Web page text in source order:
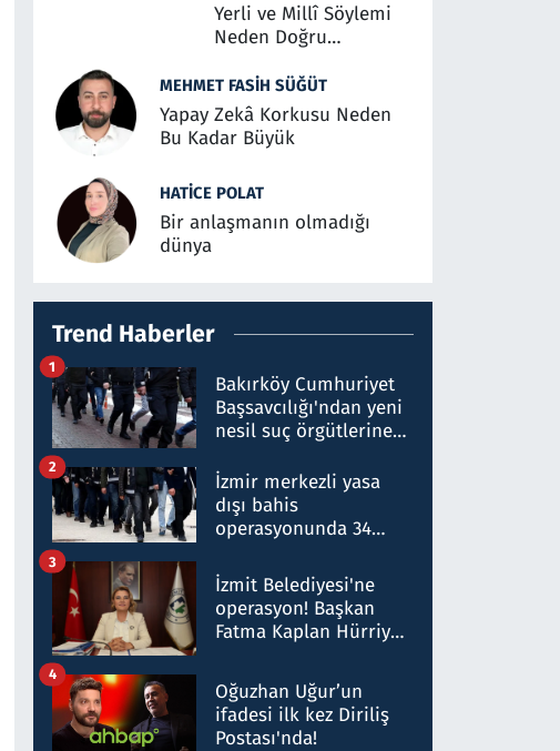
Yerli ve Millî Söylemi
Neden Doğru
MEHMET FASIH SÜĞÜT
Yapay Zekâ Korkusu Neden
Bu Kadar Büyük
HATICE POLAT
Bir anlaşmanın olmadığı
dünya
Trend Haberler
Bakırköy Cumhuriyet
Başsavcılığı'ndan yeni
nesil suç örgütlerine
hakkında gözaltı kararı
1
İzmir merkezli yasa
dışı bahis
operasyonunda 34
Milyar liralık para
trafiği tespit edildi
2
İzmit Belediyesi'ne
operasyon! Başkan
Fatma Kaplan Hürriyet
3
Oğuzhan Uğur’un
ifadesi ilk kez Diriliş
Postası'nda!
4